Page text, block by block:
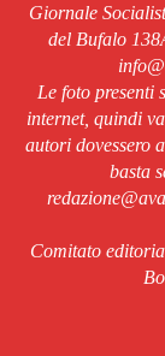
Giornale
del Bufalo
Le foto presenti
internet, quindi
autori dovessero
basta
Comitato